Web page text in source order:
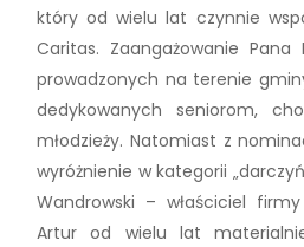
który od wielu lat czynnie
Caritas. Zaangażowanie Pana
prowadzonych na terenie
dedykowanych seniorom,
młodzieży. Natomiast z
wyróżnienie w kategorii
Wandrowski – właściciel firmy
Artur od wielu lat